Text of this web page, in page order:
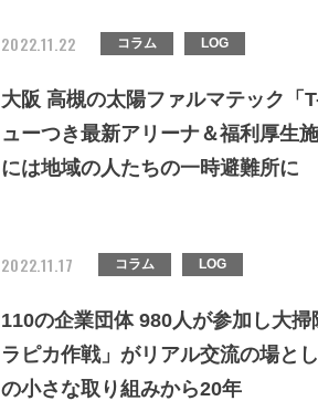
2022.11.22 コラム LOG
大阪 高槻の太陽ファルマテック「
ューつき最新アリーナ＆福利厚生
には地域の人たちの一時避難所に
2022.11.17 コラム LOG
110の企業団体 980人が参加し大
ラピカ作戦」がリアル交流の場と
の小さな取り組みから20年